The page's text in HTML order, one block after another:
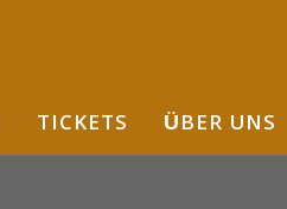
TICKETS ÜBER UNS